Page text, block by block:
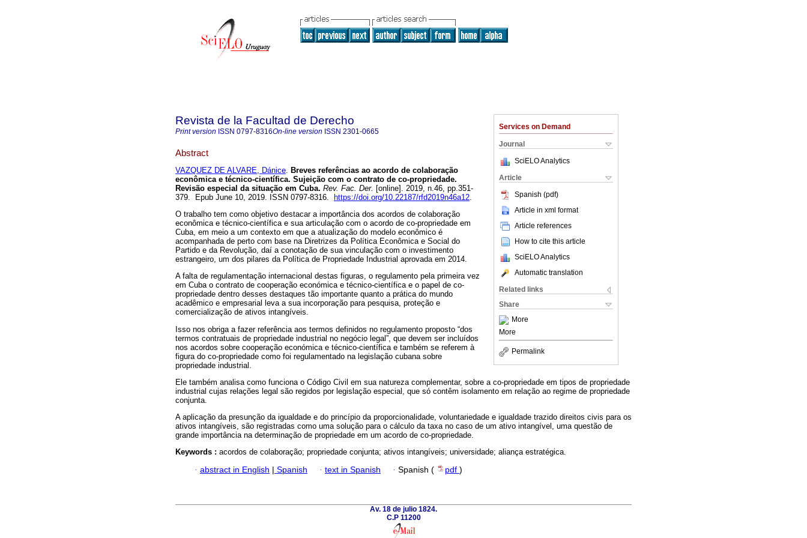
Services on Demand
Journal
SciELO Analytics
Article
Spanish (pdf)
Article in xml format
Article references
How to cite this article
SciELO Analytics
Automatic translation
Related links
Share
More
More
Permalink
Revista de la Facultad de Derecho
Print version ISSN 0797-8316On-line version ISSN 2301-0665
Abstract
VAZQUEZ DE ALVARE, Dánice. Breves referências ao acordo de colaboração
econômica e técnico-científica. Sujeição com o contrato de co-propriedade.
Revisão especial da situação em Cuba. Rev. Fac. Der. [online]. 2019, n.46, pp.351-
379. Epub June 10, 2019. ISSN 0797-8316.
https://doi.org/10.22187/rfd2019n46a12.
O trabalho tem como objetivo destacar a importância dos acordos de colaboração
econômica e técnico-científica e sua articulação com o acordo de co-propriedade em
Cuba, em meio a um contexto em que a atualização do modelo econômico é
acompanhada de perto com base na Diretrizes da Política Econômica e Social do
Partido e da Revolução, daí a conotação de sua vinculação com o investimento
estrangeiro, um dos pilares da Política de Propriedade Industrial aprovada em 2014.
A falta de regulamentação internacional destas figuras, o regulamento pela primeira vez
em Cuba o contrato de cooperação económica e técnico-científica e o papel de co-
propriedade dentro desses destaques tão importante quanto a prática do mundo
acadêmico e empresarial leva a sua incorporação para pesquisa, proteção e
comercialização de ativos intangíveis.
Isso nos obriga a fazer referência aos termos definidos no regulamento proposto “dos
termos contratuais de propriedade industrial no negócio legal”, que devem ser incluídos
nos acordos sobre cooperação económica e técnico-científica e também se referem à
figura do co-propriedade como foi regulamentado na legislação cubana sobre
propriedade industrial.
Ele também analisa como funciona o Código Civil em sua natureza complementar, sobre a co-propriedade em tipos de propriedade
industrial cujas relações legal são regidos por legislação especial, que só contêm isolamento em relação ao regime de propriedade
conjunta.
A aplicação da presunção da igualdade e do princípio da proporcionalidade, voluntariedade e igualdade trazido direitos civis para os
ativos intangíveis, são registradas como uma solução para o cálculo da taxa no caso de um ativo intangível, uma questão de
grande importância na determinação de propriedade em um acordo de co-propriedade.
Keywords : acordos de colaboração; propriedade conjunta; ativos intangíveis; universidade; aliança estratégica.
· abstract in English Spanish · text in Spanish · Spanish ( pdf )
Av. 18 de julio 1824.
C.P 11200